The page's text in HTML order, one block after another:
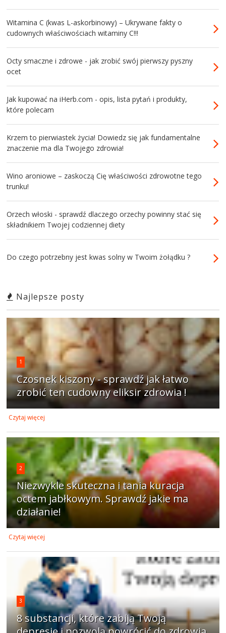
Witamina C (kwas L-askorbinowy) – Ukrywane fakty o
cudownych właściwościach witaminy C!!!
Octy smaczne i zdrowe - jak zrobić swój pierwszy pyszny
ocet
Jak kupować na iHerb.com - opis, lista pytań i produkty,
które polecam
Krzem to pierwiastek życia! Dowiedz się jak fundamentalne
znaczenie ma dla Twojego zdrowia!
Wino aroniowe – zaskoczą Cię właściwości zdrowotne tego
trunku!
Orzech włoski - sprawdź dlaczego orzechy powinny stać się
składnikiem Twojej codziennej diety
Do czego potrzebny jest kwas solny w Twoim żołądku ?
Najlepsze posty
1
Czosnek kiszony - sprawdź jak łatwo
zrobić ten cudowny eliksir zdrowia !
Czytaj więcej
2
Niezwykle skuteczna i tania kuracja
octem jabłkowym. Sprawdź jakie ma
działanie!
Czytaj więcej
3
8 substancji, które zabiją Twoją